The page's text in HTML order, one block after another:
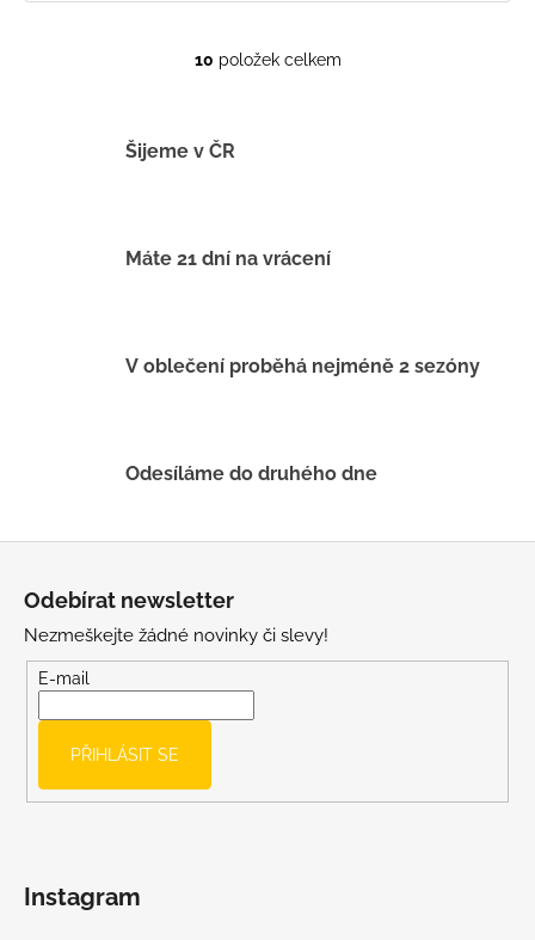
O
í
k
p
u
10 položek celkem
Šijeme v ČR
Máte 21 dní na vrácení
V oblečení proběhá nejméně 2 sezóny
Odesíláme do druhého dne
Odebírat newsletter
Nezmeškejte žádné novinky či slevy!
E-mail
PŘIHLÁSIT SE
Instagram